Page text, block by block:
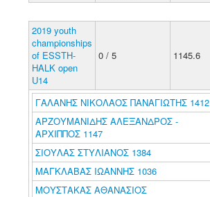
2019 youth
championships
of ESSTH-
HALK open
U14
0 / 5 1145.6
ΓΑΛΑΝΗΣ ΝΙΚΟΛΑΟΣ ΠΑΝΑΓΙΩΤΗΣ 1412
ΑΡΖΟΥΜΑΝΙΔΗΣ ΑΛΕΞΑΝΔΡΟΣ -
ΑΡΧΙΠΠΟΣ 1147
ΣΙΟΥΛΑΣ ΣΤΥΛΙΑΝΟΣ 1384
ΜΑΓΚΛΑΒΑΣ ΙΩΑΝΝΗΣ 1036
ΜΟΥΣΤΑΚΑΣ ΑΘΑΝΑΣΙΟΣ